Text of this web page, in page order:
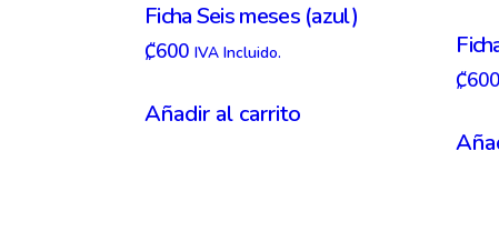
Ficha Seis meses (azul)
₡600 IVA Incluido.
Añadir al carrito
₡600